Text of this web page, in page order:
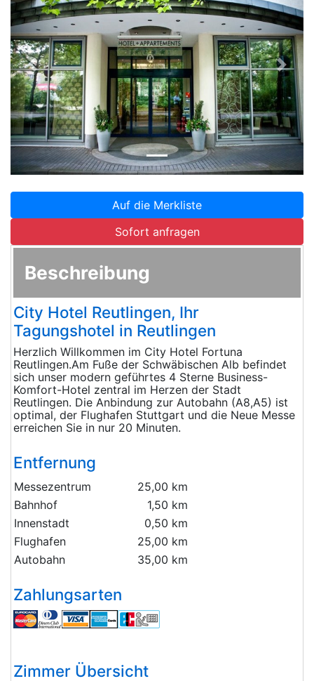
Zurück
Auf die Merkliste
Sofort anfragen
Beschreibung
City Hotel Reutlingen, Ihr
Tagungshotel in Reutlingen
Herzlich Willkommen im City Hotel Fortuna
Reutlingen.Am Fuße der Schwäbischen Alb befindet
sich unser modern geführtes 4 Sterne Business-
Komfort-Hotel zentral im Herzen der Stadt
Reutlingen. Die Anbindung zur Autobahn (A8,A5) ist
optimal, der Flughafen Stuttgart und die Neue Messe
erreichen Sie in nur 20 Minuten.
Entfernung
Messezentrum
25,00 km
Bahnhof
1,50 km
Innenstadt
0,50 km
Flughafen
25,00 km
Autobahn
35,00 km
Zahlungsarten
Zimmer Übersicht